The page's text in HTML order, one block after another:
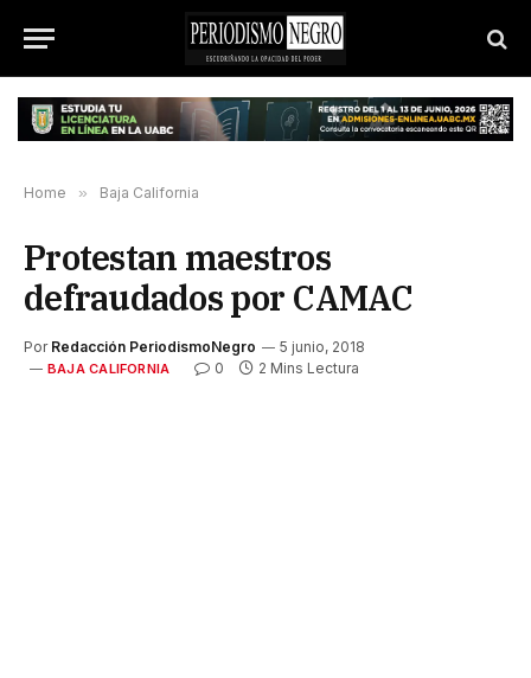
Home » Baja California
Protestan maestros
defraudados por CAMAC
Por Redacción PeriodismoNegro 5 junio, 2018
BAJA CALIFORNIA 0 2 Mins Lectura